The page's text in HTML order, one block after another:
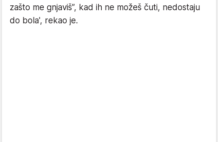
zašto me gnjaviš”, kad ih ne možeš čuti, nedostaju
do bola', rekao je.